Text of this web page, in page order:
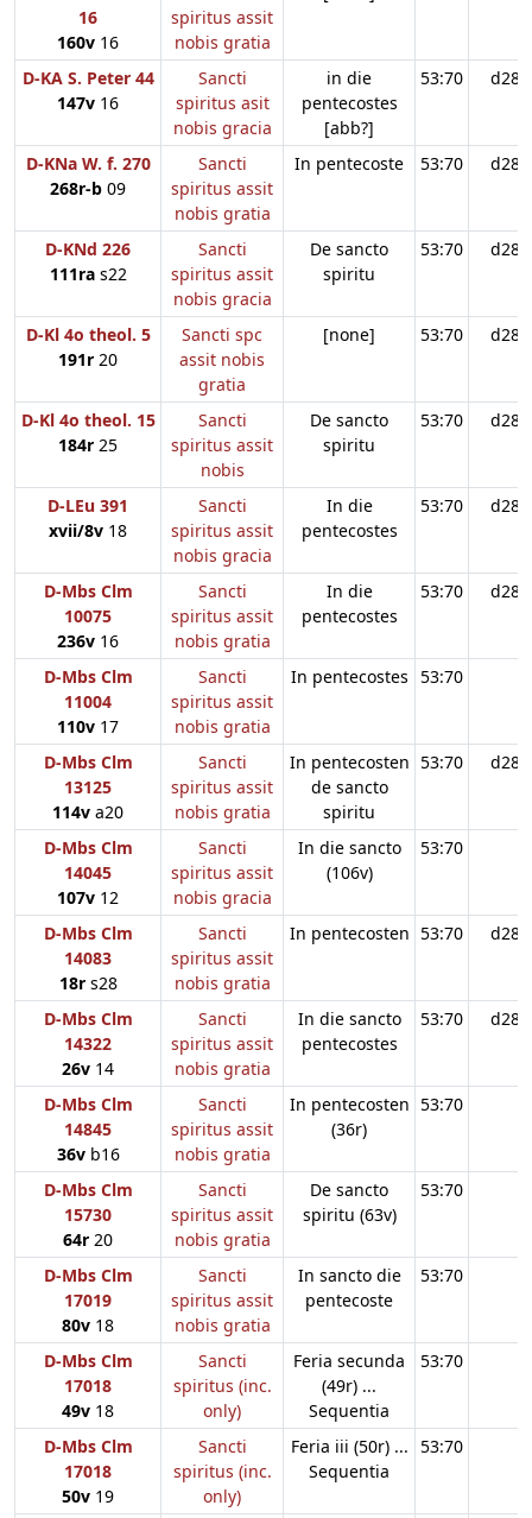
16
160v 16
spiritus assit
nobis gratia
D-KA S. Peter 44
147v 16
Sancti
spiritus asit
nobis gracia
in die
pentecostes
[abb?]
53:70 d28
D-KNa W. f. 270
268r-b 09
Sancti
spiritus assit
nobis gratia
In pentecoste 53:70 d28
D-KNd 226
111ras22
Sancti
spiritus assit
nobis gracia
De sancto
spiritu
53:70 d28
D-Kl 4o theol. 5
191r 20
Sancti spc
assit nobis
gratia
[none] 53:70 d28
D-Kl 4o theol. 15
184r 25
Sancti
spiritus assit
nobis
De sancto
spiritu
53:70 d28
D-LEu 391
xvii/8v 18
Sancti
spiritus assit
nobis gracia
In die
pentecostes
53:70 d28
D-Mbs Clm
10075
236v 16
Sancti
spiritus assit
nobis gratia
In die
pentecostes
53:70 d28
D-Mbs Clm
11004
110v 17
Sancti
spiritus assit
nobis gratia
In pentecostes 53:70
D-Mbs Clm
13125
114v a20
Sancti
spiritus assit
nobis gratia
In pentecosten
de sancto
spiritu
53:70 d28
D-Mbs Clm
14045
107v 12
Sancti
spiritus assit
nobis gracia
In die sancto
(106v)
53:70
D-Mbs Clm
14083
18rs28
Sancti
spiritus assit
nobis gratia
In pentecosten 53:70 d28
D-Mbs Clm
14322
26v 14
Sancti
spiritus assit
nobis gratia
In die sancto
pentecostes
53:70 d28
D-Mbs Clm
14845
36vb16
Sancti
spiritus assit
nobis gratia
In pentecosten
(36r)
53:70
D-Mbs Clm
15730
64r 20
Sancti
spiritus assit
nobis gratia
De sancto
spiritu (63v)
53:70
D-Mbs Clm
17019
80v 18
Sancti
spiritus assit
nobis gratia
In sancto die
pentecoste
53:70
D-Mbs Clm
17018
49v 18
Sancti
spiritus (inc.
only)
Feria secunda
(49r) ...
Sequentia
53:70
D-Mbs Clm
17018
50v 19
Sancti
spiritus (inc.
only)
Feria iii (50r) ...
Sequentia
53:70